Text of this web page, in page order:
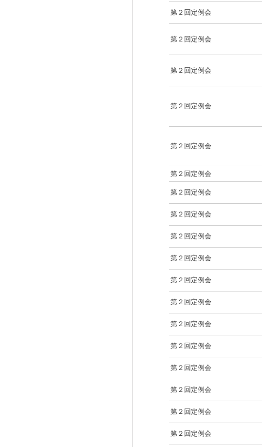
第２回定例会
第２回定例会
第２回定例会
第２回定例会
第２回定例会
第２回定例会
第２回定例会
第２回定例会
第２回定例会
第２回定例会
第２回定例会
第２回定例会
第２回定例会
第２回定例会
第２回定例会
第２回定例会
第２回定例会
第２回定例会